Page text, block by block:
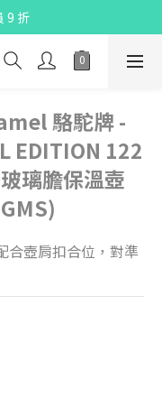
即減$30
9 折
運費
駱駝牌 -
EDITION 122
璃膽保溫壺
合壺肩扣合位，對準